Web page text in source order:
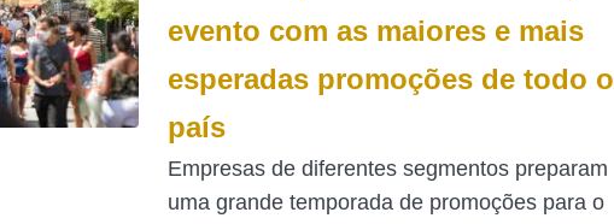
evento com as maiores e mais
esperadas promoções de todo o
país
Empresas de diferentes segmentos preparam
uma grande temporada de promoções para o